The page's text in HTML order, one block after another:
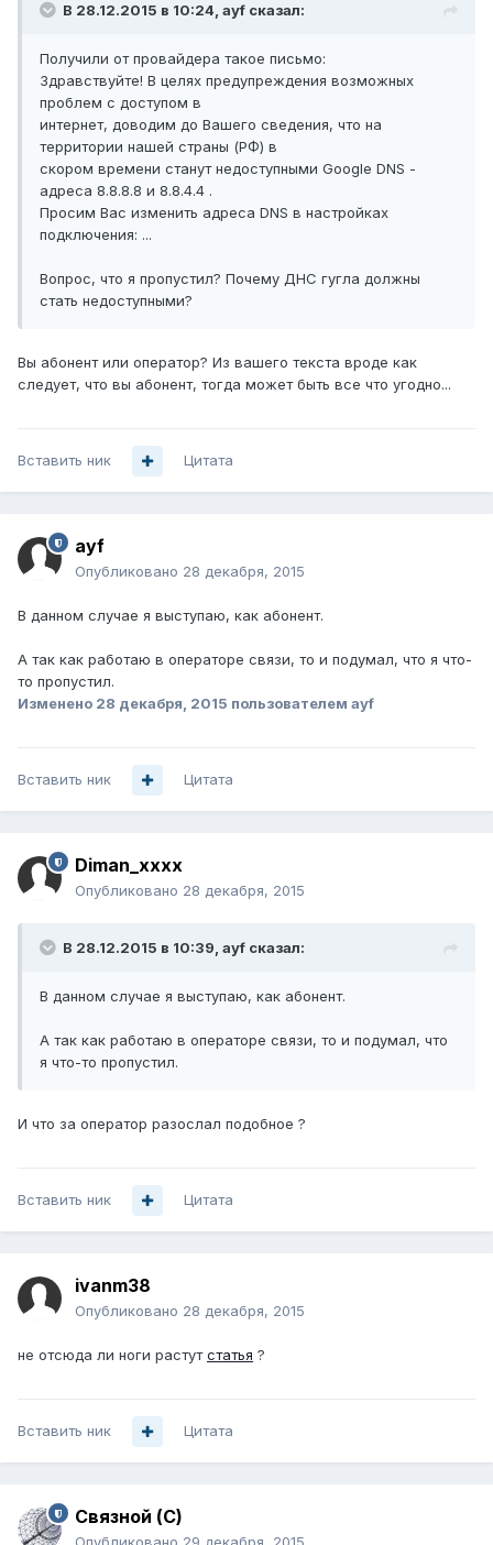
В 28.12.2015 в 10:24, ayf сказал:
Получили от провайдера такое письмо:
Здравствуйте! В целях предупреждения возможных
проблем с доступом в
интернет, доводим до Вашего сведения, что на
территории нашей страны (РФ) в
скором времени станут недоступными Google DNS -
адреса 8.8.8.8 и 8.8.4.4 .
Просим Вас изменить адреса DNS в настройках
подключения: ...
Вопрос, что я пропустил? Почему ДНС гугла должны
стать недоступными?
Вы абонент или оператор? Из вашего текста вроде как
следует, что вы абонент, тогда может быть все что угодно...
Вставить ник Цитата
ayf
Опубликовано 28 декабря, 2015
В данном случае я выступаю, как абонент.
А так как работаю в операторе связи, то и подумал, что я что-
то пропустил.
Изменено 28 декабря, 2015 пользователем ayf
Вставить ник Цитата
Diman_xxxx
Опубликовано 28 декабря, 2015
В 28.12.2015 в 10:39, ayf сказал:
В данном случае я выступаю, как абонент.
А так как работаю в операторе связи, то и подумал, что
я что-то пропустил.
И что за оператор разослал подобное ?
Вставить ник Цитата
ivanm38
Опубликовано 28 декабря, 2015
не отсюда ли ноги растутстатья ?
Вставить ник Цитата
Связной (С)